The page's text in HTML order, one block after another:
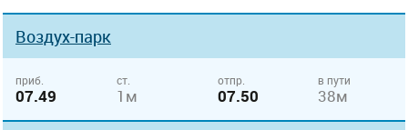
Воздух-парк
приб.
07.49
ст.
1м
отпр.
07.50
в пути
38м